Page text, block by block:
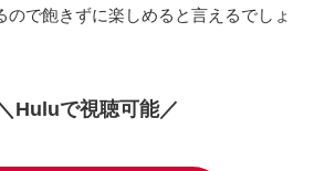
ので飽きずに楽しめると言えるでしょ
Huluで視聴可能／